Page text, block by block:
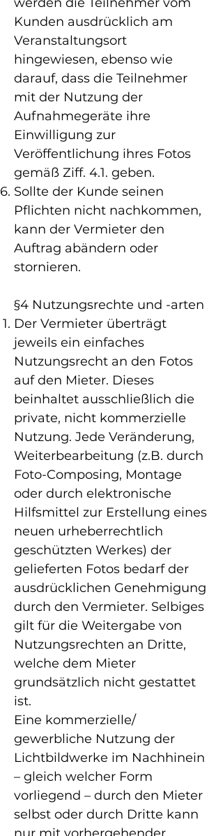
Kunden ausdrücklich am
Veranstaltungsort
hingewiesen, ebenso wie
darauf, dass die Teilnehmer
mit der Nutzung der
Aufnahmegeräte ihre
Einwilligung zur
Veröffentlichung ihres Fotos
gemäß Ziff. 4.1. geben.
Sollte der Kunde seinen
Pflichten nicht nachkommen,
kann der Vermieter den
Auftrag abändern oder
stornieren.
§4 Nutzungsrechte und -arten
Der Vermieter überträgt
jeweils ein einfaches
Nutzungsrecht an den Fotos
auf den Mieter. Dieses
beinhaltet ausschließlich die
private, nicht kommerzielle
Nutzung. Jede Veränderung,
Weiterbearbeitung (z.B. durch
Foto-Composing, Montage
oder durch elektronische
Hilfsmittel zur Erstellung eines
neuen urheberrechtlich
geschützten Werkes) der
gelieferten Fotos bedarf der
ausdrücklichen Genehmigung
durch den Vermieter. Selbiges
gilt für die Weitergabe von
Nutzungsrechten an Dritte,
welche dem Mieter
grundsätzlich nicht gestattet
ist.
Eine kommerzielle/
gewerbliche Nutzung der
Lichtbildwerke im Nachhinein
– gleich welcher Form
vorliegend – durch den Mieter
selbst oder durch Dritte kann